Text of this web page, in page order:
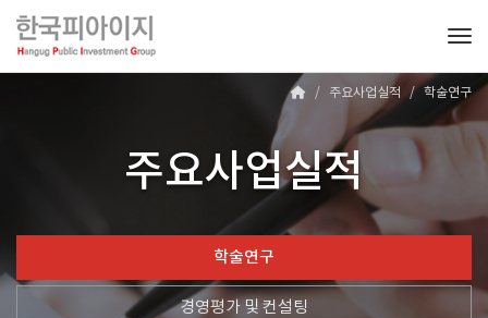
주요사업실적
주요사업실적 학술연구
학술연구
경영평가 및 컨설팅